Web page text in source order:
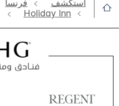
استكشف ‫‫فرنسا‬‬
Holiday Inn